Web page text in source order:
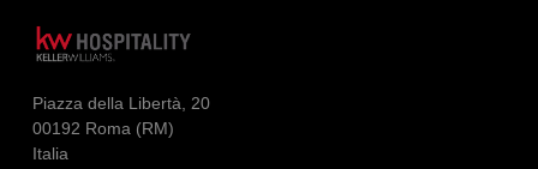
Piazza della Libertà, 20
00192 Roma (RM)
Italia